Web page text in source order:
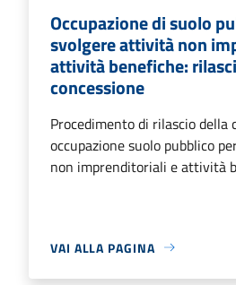
Occupazione di suolo
svolgere attività non
attività benefiche:
concessione
Procedimento di rilascio della
occupazione suolo pubblico
non imprenditoriali e attività
VAI ALLA PAGINA